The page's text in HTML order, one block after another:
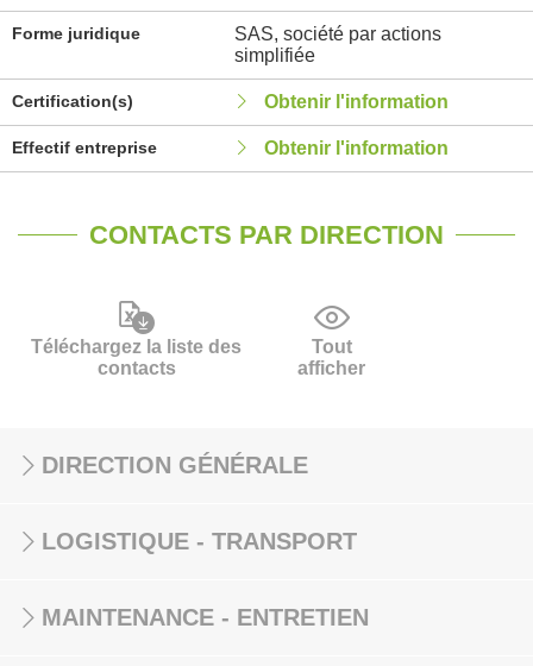
Forme juridique
SAS, société par actions
simplifiée
Certification(s) Obtenir l'information
Effectif entreprise Obtenir l'information
CONTACTS PAR DIRECTION
Téléchargez la liste des
contacts
Tout
afficher
DIRECTION GÉNÉRALE
LOGISTIQUE - TRANSPORT
MAINTENANCE - ENTRETIEN